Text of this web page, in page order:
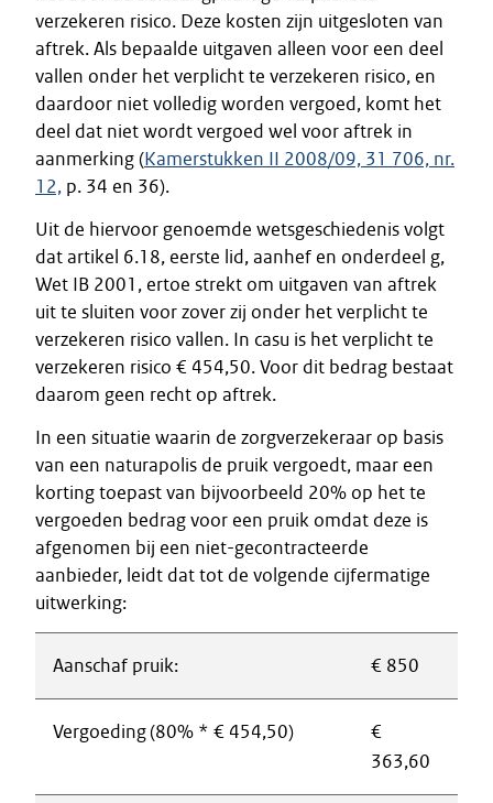
verzekeren risico. Deze kosten zijn uitgesloten van
aftrek. Als bepaalde uitgaven alleen voor een deel
vallen onder het verplicht te verzekeren risico, en
daardoor niet volledig worden vergoed, komt het
deel dat niet wordt vergoed wel voor aftrek in
aanmerking (Kamerstukken II 2008/09, 31 706, nr.
12, p. 34 en 36).
Uit de hiervoor genoemde wetsgeschiedenis volgt
dat artikel 6.18, eerste lid, aanhef en onderdeel g,
Wet IB 2001, ertoe strekt om uitgaven van aftrek
uit te sluiten voor zover zij onder het verplicht te
verzekeren risico vallen. In casu is het verplicht te
verzekeren risico € 454,50. Voor dit bedrag bestaat
daarom geen recht op aftrek.
In een situatie waarin de zorgverzekeraar op basis
van een naturapolis de pruik vergoedt, maar een
korting toepast van bijvoorbeeld 20% op het te
vergoeden bedrag voor een pruik omdat deze is
afgenomen bij een niet-gecontracteerde
aanbieder, leidt dat tot de volgende cijfermatige
uitwerking:
Aanschaf pruik: € 850
Vergoeding (80% * € 454,50)
€
363,60